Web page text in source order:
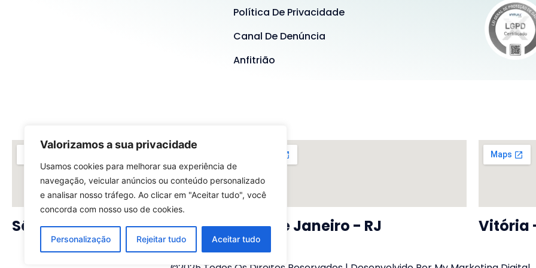
Valorizamos a sua privacidade
Usamos cookies para melhorar sua experiência de
navegação, veicular anúncios ou conteúdo personalizado
e analisar nosso tráfego. Ao clicar em "Aceitar tudo", você
concorda com nosso uso de cookies.
Personalização Rejeitar tudo Aceitar tudo
Política De Privacidade
Canal De Denúncia
Anfitrião
São Paulo - SP Rio De Janeiro - RJ Vitória